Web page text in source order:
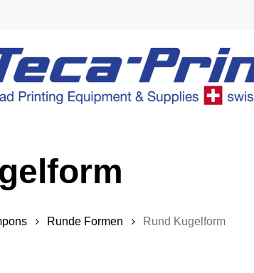
Runde Formen Rund Kugelform